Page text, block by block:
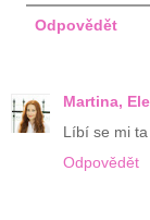
Odpovědět
Martina,
Líbí se mi
Odpovědět